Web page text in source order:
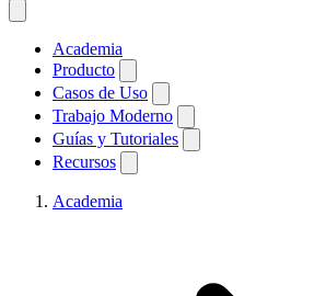
Academia
Producto
Casos de Uso
Trabajo Moderno
Guías y Tutoriales
Recursos
Academia